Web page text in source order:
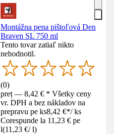
Montážna pena pištoľová Den
Braven SL 750 ml
Tento tovar zatiaľ nikto
nehodnotil.
(0)
preț — 8,42 € * Všetky ceny
vr. DPH a bez nákladov na
prepravu pe ks8,42 €*/ ks
Corespunde la 11,23 € pe
l(11,23 €/ l)